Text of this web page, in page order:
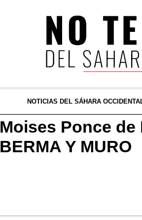
NOTICIAS DEL SÁHARA
Moises Ponce de
BERMA Y MURO